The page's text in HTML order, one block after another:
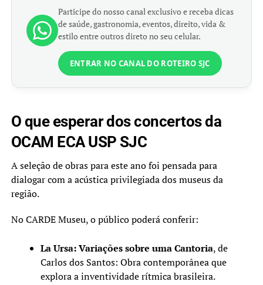
Participe do nosso canal exclusivo e receba dicas
de saúde, gastronomia, eventos, direito, vida &
estilo entre outros direto no seu celular.
ENTRAR NO CANAL DO ROTEIRO SJC
O que esperar dos concertos da
OCAM ECA USP SJC
A seleção de obras para este ano foi pensada para
dialogar com a acústica privilegiada dos museus da
região.
No CARDE Museu, o público poderá conferir:
La Ursa: Variações sobre uma Cantoria, de
Carlos dos Santos: Obra contemporânea que
explora a inventividade rítmica brasileira.